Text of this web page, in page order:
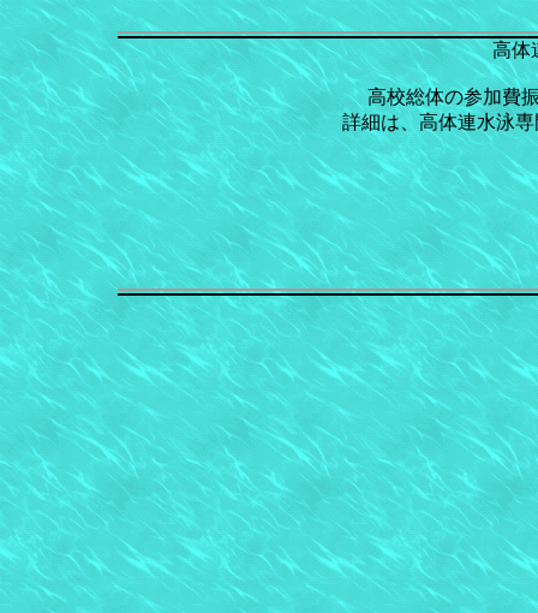
高体
高校総体の参加費
詳細は、高体連水泳